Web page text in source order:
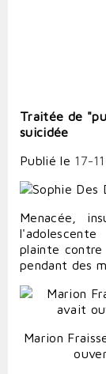
Traitée de
suicidée
Publié le 17-
Menacée,
plainte
pendant des
Marion